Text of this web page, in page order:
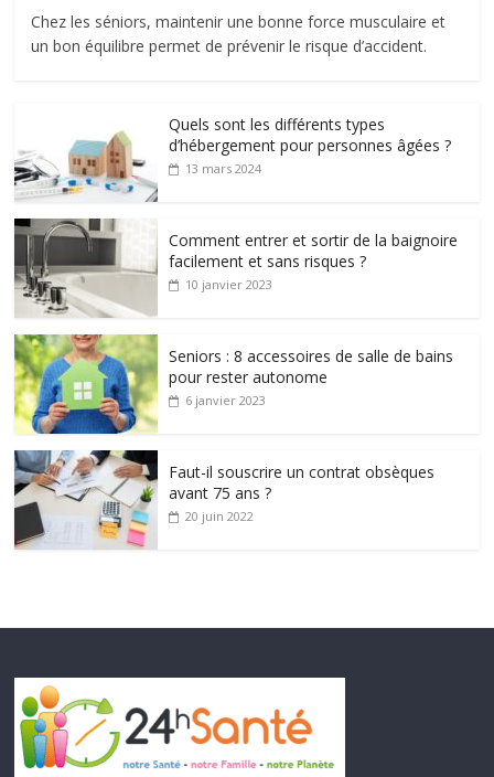
Chez les séniors, maintenir une bonne force musculaire et
un bon équilibre permet de prévenir le risque d’accident.
Quels sont les différents types
d’hébergement pour personnes âgées ?
13 mars 2024
Comment entrer et sortir de la baignoire
facilement et sans risques ?
10 janvier 2023
Seniors : 8 accessoires de salle de bains
pour rester autonome
6 janvier 2023
Faut-il souscrire un contrat obsèques
avant 75 ans ?
20 juin 2022